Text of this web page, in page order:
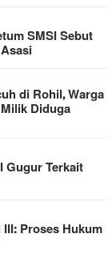
SMSI Sebut
di Rohil, Warga
Diduga
Gugur Terkait
Proses Hukum